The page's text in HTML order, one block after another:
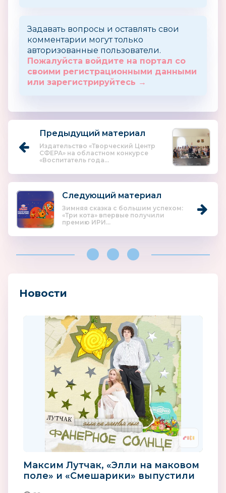
Задавать вопросы и оставлять свои
комментарии могут только
авторизованные пользователи.
Пожалуйста войдите на портал со
своими регистрационными данными
или зарегистрируйтесь →
Предыдущий материал
Издательство «Творческий Центр
СФЕРА» на областном конкурсе
«Воспитатель года...
Следующий материал
Зимняя сказка с большим успехом:
«Три кота» впервые получили
премию ИРИ...
Новости
Максим Лутчак, «Элли на маковом
поле» и «Смешарики» выпустили